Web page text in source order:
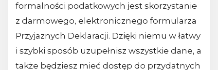
formalności podatkowych jest skorzystanie
z darmowego, elektronicznego formularza
Przyjaznych Deklaracji. Dzięki niemu w łatwy
i szybki sposób uzupełnisz wszystkie dane, a
także będziesz mieć dostęp do przydatnych